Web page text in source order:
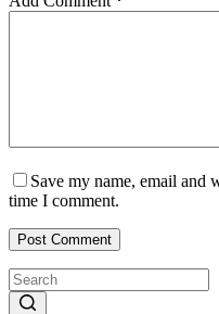
Save my name, email and
time I comment.
Post Comment